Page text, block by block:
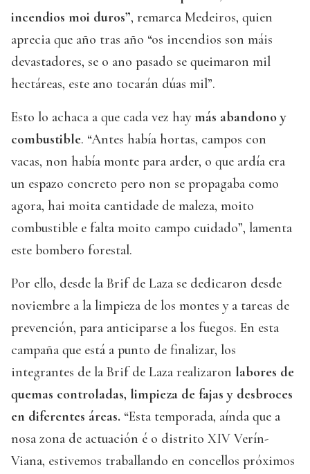
incendios moi duros”, remarca Medeiros, quien
aprecia que año tras año “os incendios son máis
devastadores, se o ano pasado se queimaron mil
hectáreas, este ano tocarán dúas mil”.
Esto lo achaca a que cada vez haymás abandono y
combustible. “Antes había hortas, campos con
vacas, non había monte para arder, o que ardía era
un espazo concreto pero non se propagaba como
agora, hai moita cantidade de maleza, moito
combustible e falta moito campo cuidado”, lamenta
este bombero forestal.
Por ello, desde la Brif de Laza se dedicaron desde
noviembre a la limpieza de los montes y a tareas de
prevención, para anticiparse a los fuegos. En esta
campaña que está a punto de finalizar, los
integrantes de la Brif de Laza realizaron labores de
quemas controladas, limpieza de fajas y desbroces
en diferentes áreas. “Esta temporada, aínda que a
nosa zona de actuación é o distrito XIV Verín-
Viana, estivemos traballando en concellos próximos